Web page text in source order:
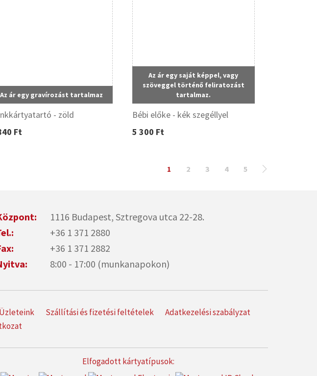
Az ár egy gravírozást tartalmaz
- zöld
Ft
Az ár egy saját képpel, vagy
szöveggel történő feliratozást
tartalmaz.
Bébi előke - kék szegéllyel
5 300 Ft
1 2 3 4 5
1116 Budapest, Sztregova utca 22-28.
+36 1 371 2880
+36 1 371 2882
8:00 - 17:00 (munkanapokon)
Üzleteink Szállítási és fizetési feltételek
Adatkezelési szabályzat
Elfogadott kártyatípusok: